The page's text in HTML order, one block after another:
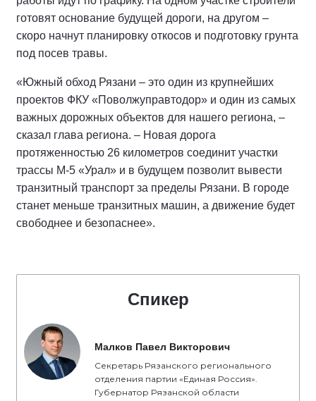
готовят основание будущей дороги, на другом –
скоро начнут планировку откосов и подготовку грунта
под посев травы.
«Южный обход Рязани – это один из крупнейших
проектов ФКУ «Поволжуправтодор» и один из самых
важных дорожных объектов для нашего региона, –
сказал глава региона. – Новая дорога
протяженностью 26 километров соединит участки
трассы М-5 «Урал» и в будущем позволит вывести
транзитный транспорт за пределы Рязани. В городе
станет меньше транзитных машин, а движение будет
свободнее и безопаснее».
Спикер
Малков Павел Викторович
Секретарь Рязанского регионального
отделения партии «Единая Россия».
Губернатор Рязанской области